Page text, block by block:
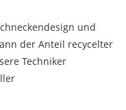
und
der Anteil recycelter
Techniker